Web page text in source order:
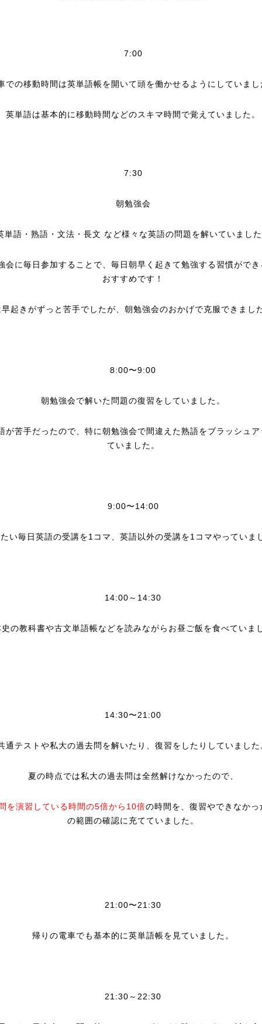
7:00
での移動時間は英単語帳を開いて頭を働かせるように していま
英単語は基本的に移動時間などのスキマ時間で覚えていました。
7:30
朝勉強会
単語・熟語・文法・長文 など様々な英語の問題を解いていまし
会に毎日参加することで、毎日朝早く起きて勉強する習慣がで
おすすめです！
起きがずっと苦手でしたが、朝勉強会のおかげで克服できまし
8:00〜9:00
朝勉強会で解いた問題の復習をしていました。
が苦手だったので、特に朝勉強会で間違えた熟語をブラッシュ
ていました。
9:00〜14:00
い毎日英語の受講を1コマ、英語以外の受講を1コマやっていま
14:00～14:30
の教科書や古文単語帳などを読みながらお昼ご飯を食べていま
14:30〜21:00
通テストや私大の過去問を解いたり、復習をしたりしていました
夏の時点では私大の過去問は全然解けなかったので、
を演習している時間の5倍から10倍の時間を、復習やできなかっ
の範囲の確認に充てていました。
21:00〜21:30
帰りの電車でも基本的に英単語帳を見ていました。
21:30～22:30